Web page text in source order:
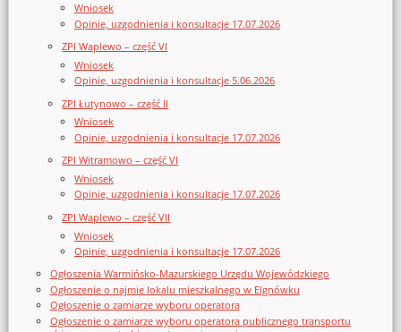
Wniosek
Opinie, uzgodnienia i konsultacje 17.07.2026
ZPI Waplewo – część VI
Wniosek
Opinie, uzgodnienia i konsultacje 5.06.2026
ZPI Łutynowo – część II
Wniosek
Opinie, uzgodnienia i konsultacje 17.07.2026
ZPI Witramowo – część VI
Wniosek
Opinie, uzgodnienia i konsultacje 17.07.2026
ZPI Waplewo – część VII
Wniosek
Opinie, uzgodnienia i konsultacje 17.07.2026
Ogłoszenia Warmińsko-Mazurskiego Urzędu Wojewódzkiego
Ogłoszenie o najmie lokalu mieszkalnego w Elgnówku
Ogłoszenie o zamiarze wyboru operatora
Ogłoszenie o zamiarze wyboru operatora publicznego transportu